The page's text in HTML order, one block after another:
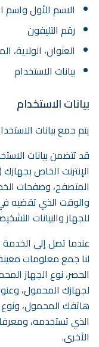
الاسم الأول واسم
رقم التليفون
العنوان، الولاية،
بيانات الاستخدام
بيانات الاستخدام
يتم جمع بيانات
قد تتضمن بيانات
المتصفح، وصفحات
والوقت الذي تقضيه
للجهاز والبيانات
عندما تصل إلى
لنا جمع معلومات
الحصر، نوع الجهاز
هاتفك المحمول،
الذي تستخدمه،
الأخرى.